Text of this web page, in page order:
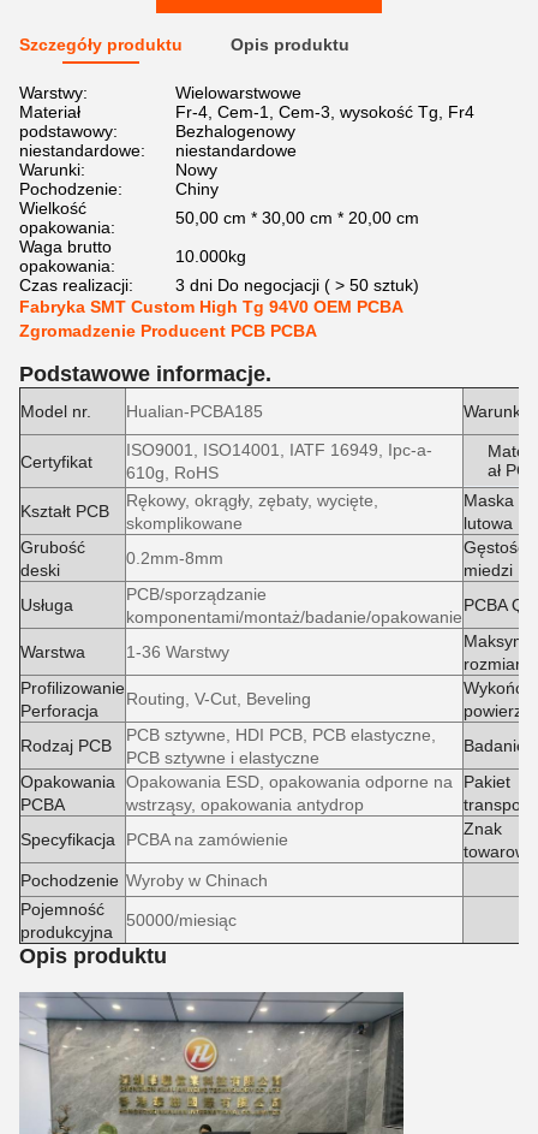
Szczegóły produktu Opis produktu
Warstwy:
Wielowarstwowe
Materiał
podstawowy:
Fr-4, Cem-1, Cem-3, wysokość Tg, Fr4
Bezhalogenowy
niestandardowe:
niestandardowe
Warunki:
Nowy
Pochodzenie:
Chiny
Wielkość
opakowania:
50,00 cm * 30,00 cm * 20,00 cm
Waga brutto
opakowania:
10.000kg
Czas realizacji:
3 dni Do negocjacji ( > 50 sztuk)
Fabryka SMT Custom High Tg 94V0 OEM PCBA
Zgromadzenie Producent PCB PCBA
Podstawowe informacje.
Model nr. Hualian-PCBA185 Warunki
Certyfikat
ISO9001, ISO14001, IATF 16949, Ipc-a-
610g, RoHS
Materi
ał PCB
Kształt PCB
Rękowy, okrągły, zębaty, wycięte,
skomplikowane
Maska
lutowa
Grubość
deski
0.2mm-8mm
Gęstość
miedzi
Usługa
PCB/sporządzanie
komponentami/montaż/badanie/opakowanie
PCBA QA
Warstwa 1-36 Warstwy
rozmiar
Profilizowanie
Perforacja
Routing, V-Cut, Beveling
Rodzaj PCB
PCB sztywne, HDI PCB, PCB elastyczne,
PCB sztywne i elastyczne
Badanie
Opakowania
PCBA
Opakowania ESD, opakowania odporne na
wstrząsy, opakowania antydrop
Pakiet
Specyfikacja
PCBA na zamówienie
Znak
towarowy
Pochodzenie Wyroby w Chinach
Pojemność
produkcyjna
50000/miesiąc
Opis produktu